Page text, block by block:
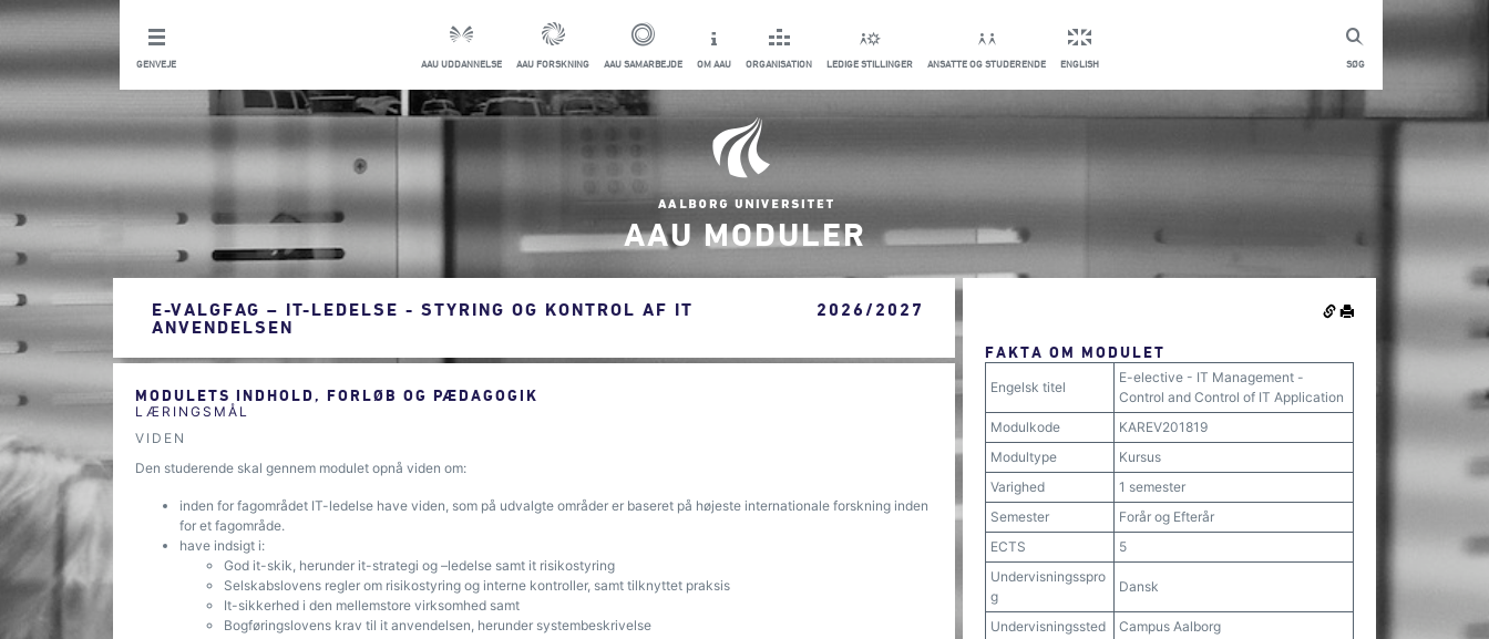
SØG
GENVEJE AAU UDDANNELSE AAU FORSKNING AAU SAMARBEJDE OM AAU ORGANISATION LEDIGE STILLINGER ANSATTE OG STUDERENDE ENGLISH
AAU MODULER
E-VALGFAG – IT-LEDELSE - STYRING OG KONTROL AF IT
ANVENDELSEN
2026/2027
MODULETS INDHOLD, FORLØB OG PÆDAGOGIK
LÆRINGSMÅL
VIDEN
Den studerende skal gennem modulet opnå viden om:
inden for fagområdet IT-ledelse have viden, som på udvalgte områder er baseret på højeste internationale forskning inden
for et fagområde.
have indsigt i:
God it-skik, herunder it-strategi og –ledelse samt it risikostyring
Selskabslovens regler om risikostyring og interne kontroller, samt tilknyttet praksis
It-sikkerhed i den mellemstore virksomhed samt
Bogføringslovens krav til it anvendelsen, herunder systembeskrivelse
FAKTA OM MODULET
Engelsk titel
E-elective - IT Management -
Control and Control of IT Application
Modulkode
KAREV201819
Modultype
Kursus
Varighed
1 semester
Semester
Forår og Efterår
ECTS
5
Undervisningsspro
g
Dansk
Undervisningssted
Campus Aalborg